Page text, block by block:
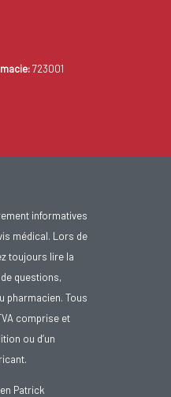
723001
informatives
médical. Lors de
toujours lire la
questions,
pharmacien. Tous
comprise et
ou d’un
Patrick